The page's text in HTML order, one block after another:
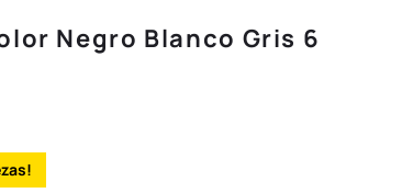
Negro Blanco Gris 6